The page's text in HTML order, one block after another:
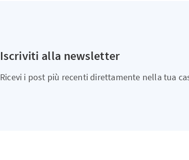
Iscriviti alla newsletter
Ricevi i post più recenti direttamente nella tua